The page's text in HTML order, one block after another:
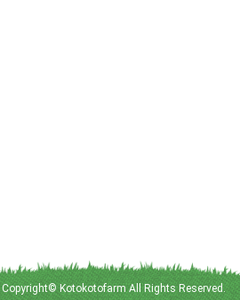
Copyright© Kotokotofarm All Rights Reserved.